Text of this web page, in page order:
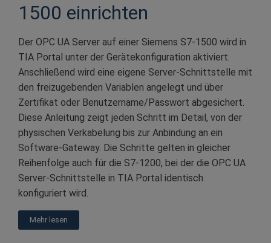
1500 einrichten
Der OPC UA Server auf einer Siemens S7-1500 wird in
TIA Portal unter der Gerätekonfiguration aktiviert.
Anschließend wird eine eigene Server-Schnittstelle mit
den freizugebenden Variablen angelegt und über
Zertifikat oder Benutzername/Passwort abgesichert.
Diese Anleitung zeigt jeden Schritt im Detail, von der
physischen Verkabelung bis zur Anbindung an ein
Software-Gateway. Die Schritte gelten in gleicher
Reihenfolge auch für die S7-1200, bei der die OPC UA
Server-Schnittstelle in TIA Portal identisch
konfiguriert wird.
Mehr lesen